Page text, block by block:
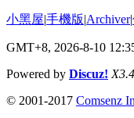
小黑屋|手機版|Archiver|
GMT+8, 2026-8-10
Powered by Discuz! X3.4
© 2001-2017 Comsenz